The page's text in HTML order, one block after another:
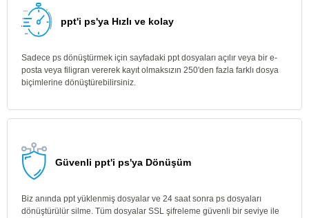
ppt'i ps'ya Hızlı ve kolay
Sadece ps dönüştürmek için sayfadaki ppt dosyaları açılır veya bir e-
posta veya filigran vererek kayıt olmaksızın 250'den fazla farklı dosya
biçimlerine dönüştürebilirsiniz.
Güvenli ppt'i ps'ya Dönüşüm
Biz anında ppt yüklenmiş dosyalar ve 24 saat sonra ps dosyaları
dönüştürülür silme. Tüm dosyalar SSL şifreleme güvenli bir seviye ile